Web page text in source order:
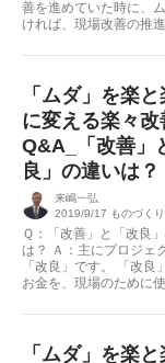
善を進めていた時に、
ければ、現場改善の推
「ムダ」を楽
に変える楽々改
Q&A_「改善」
良」の違いは？
来嶋一弘
2019/9/17 ものづく
Ｑ：「改善」と「改良
は？ Ａ：主にプロジェ
「改良」です。 「改
お金を、現場のために
「ムダ」を楽